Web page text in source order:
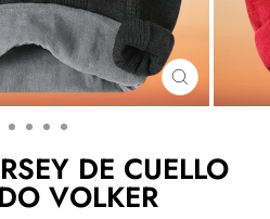
CERRAR
(ESC)
DE CUELLO
VOLKER